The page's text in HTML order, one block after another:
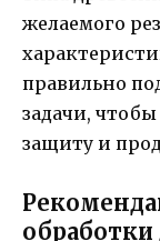
желаемого
правильно
задачи,
защиту и